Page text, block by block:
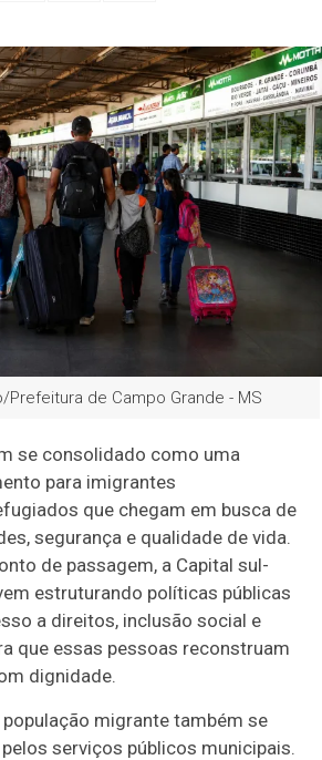
Prefeitura de Campo Grande - MS
se consolidado como uma
para imigrantes
que chegam em busca de
segurança e qualidade de vida.
de passagem, a Capital sul-
estruturando políticas públicas
a direitos, inclusão social e
que essas pessoas reconstruam
dignidade.
migrante também se
serviços públicos municipais.